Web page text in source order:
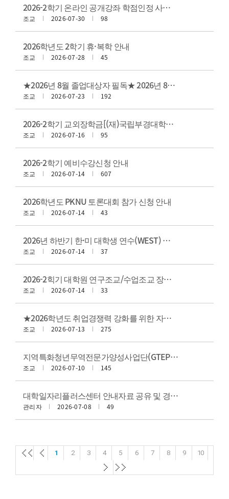
2026-2학기 온라인 공개강좌 학점인정 사전 승인 신청 안내
조교 2026-07-30 98
2026학년도 2학기 휴·복학 안내
조교 2026-07-28 45
★2026년 8월 졸업대상자 필독★ 2026년 8월 졸업예정자 최종 졸업사정 결과 확인 요청(기한:2026. 8. 7.(금)까지)
조교 2026-07-23 192
2026-2학기 교외장학금[(재)국립부경대학교총동창회장학재단] 장학생 선발 안내(방문 제출 기한: 2026.07.22.(수) 14:00까지)
조교 2026-07-16 95
2026-2학기 예비수강신청 안내
조교 2026-07-14 607
2026학년도 PKNU 토론대회 참가 신청 안내
조교 2026-07-14 43
2026년 하반기 한·미 대학생 연수(WEST) 지원자 모집 안내
조교 2026-07-14 37
2026-2힉기 대학원 연구조교/수업조교 장학생(재학생) 선발 안내(신청 기한:07.15.(수) 18:00까지)
조교 2026-07-14 33
★2026학년도 취업경쟁력 강화를 위한 자격증 취득 등 지원 장학금 사업 실시
조교 2026-07-13 275
지역특화청년무역전문가양성사업단(GTEP) 예비 21기 모집 안내
조교 2026-07-10 145
대학일자리플러스센터 안내자료 공유 및 경영대학 담당자 소개
관리자 2026-07-08 49
첫
첫
1 2 3 4 5 6 7 8 9
10
첫
첫